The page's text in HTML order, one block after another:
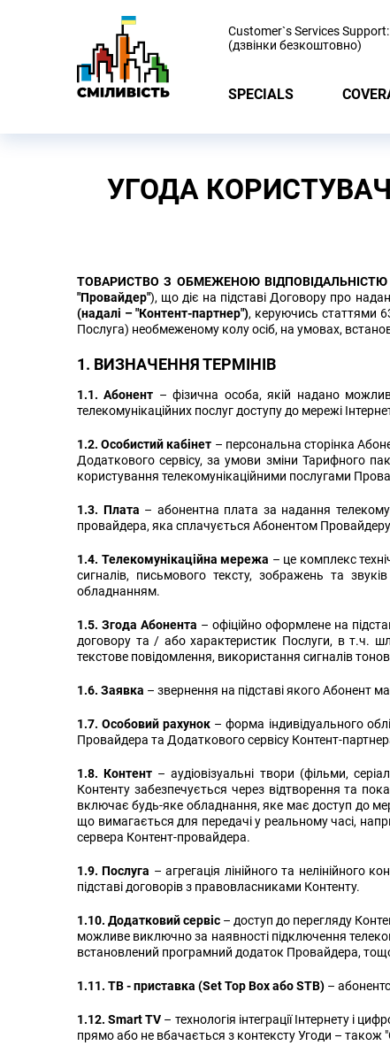
Customer`s Services Support:
(дзвінки безкоштовно)
SPECIALS
УГОДА
ТОВАРИСТВО З ОБМЕЖЕНОЮ ВІДПОВІДАЛЬНІСТЮ
"Провайдер"), що діє на підставі Договору про
(надалі – "Контент-партнер"), керуючись статтями
Послуга) необмеженому колу осіб, на умовах,
1. ВИЗНАЧЕННЯ ТЕРМІНІВ
1.1. Абонент – фізична особа, якій надано
телекомунікаційних послуг доступу до мережі
1.2. Особистий кабінет – персональна сторінка
Додаткового сервісу,за умови зміни Тарифного
користування телекомунікаційними послугами
1.3. Плата – абонентна плата за надання
провайдера, яка сплачується Абонентом Провайдеру
1.4. Телекомунікаційна мережа – це комплекс
сигналів, письмового тексту, зображень та
обладнанням.
1.5. Згода Абонента – офіційно оформлене на
договору та / або характеристик Послуги, в т.ч.
текстове повідомлення, використання сигналів
1.6. Заявка – звернення на підставі якого Абонент
1.7. Особовий рахунок – форма індивідуального
Провайдера та Додаткового сервісу Контент-
1.8. Контент – аудіовізуальні твори (фільми,
Контенту забезпечується через відтворення та
включає будь-яке обладнання, яке має доступ до
що вимагається для передачі у реальному часі,
сервера Контент-провайдера.
1.9. Послуга – агрегація лінійного та нелінійного
підставі договорів з правовласниками Контенту.
1.10. Додатковий сервіс – доступ до перегляду
можливе виключно за наявності підключення
встановлений програмний додаток Провайдера,
1.11. ТВ - приставка (Set Top Box або STB) –
1.12. Smart TV – технологія інтеграції Інтернету і
прямо або не вбачається з контексту Угоди –